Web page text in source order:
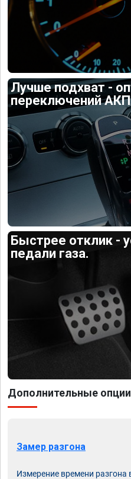
Лучше подхват -
переключений
Быстрее отклик -
педали газа.
Дополнительные опции
Замер разгона
Измерение времени разгона